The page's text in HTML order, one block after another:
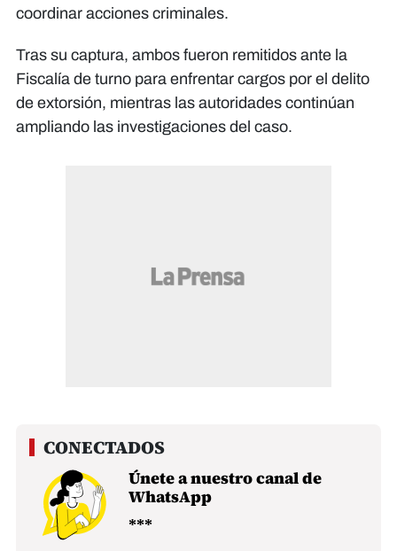
coordinar acciones criminales.
Tras su captura, ambos fueron remitidos ante la
Fiscalía de turno para enfrentar cargos por el delito
de extorsión, mientras las autoridades continúan
ampliando las investigaciones del caso.
Únete a nuestro canal de
WhatsApp